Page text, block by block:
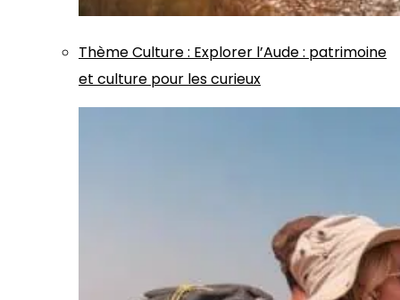
ThèmeCulture: Explorer l’Aude : patrimoine
et culture pour les curieux